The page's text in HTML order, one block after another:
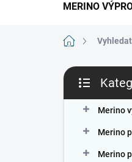
MERINO
Domů
P
s
kategorie
Merino
Merino
Merino